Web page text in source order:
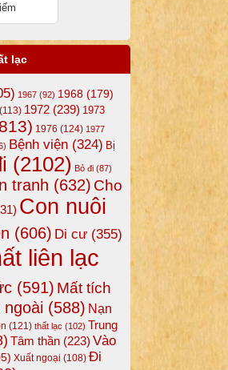
lạc
1967 (92) 1968 (179)
(113) 1972 (239) 1973
1976 (124) 1977
Bệnh viện (324) Bị
(2102) Bỏ đi (87)
tranh (632) Cho
Con nuôi
(606) Di cư (355)
liên lạc
(591) Mất tích
(588) Nạn
(121) thất lạc (102) Trung
Tâm thần (223) Vào
Xuất ngoại (108) Đi